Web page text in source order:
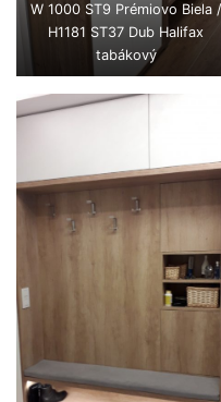
W 1000 ST9 Prémiovo Biela /
H1181 ST37 Dub Halifax
tabákový